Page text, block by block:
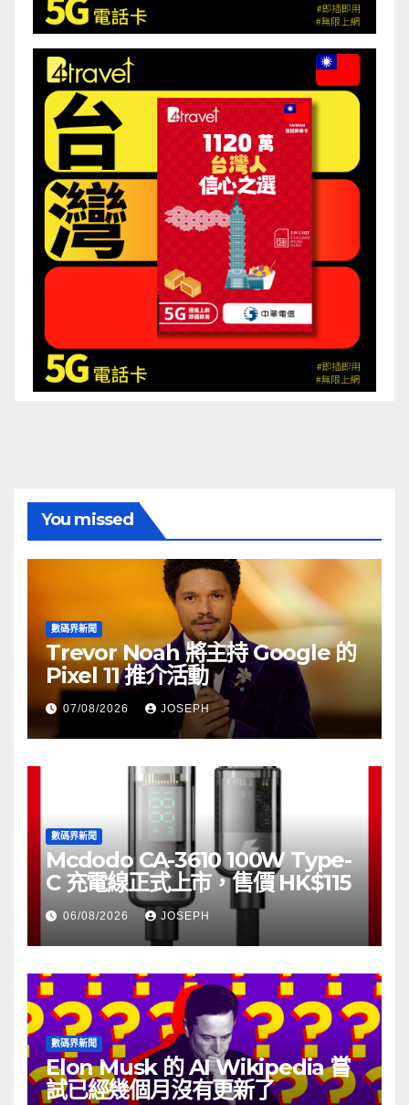
You missed
數碼界新聞
Trevor Noah 將主持 Google 的
Pixel 11 推介活動
07/08/2026 JOSEPH
數碼界新聞
Mcdodo CA-3610 100W Type-
C 充電線正式上市，售價 HK$115
06/08/2026 JOSEPH
數碼界新聞
Elon Musk 的 AI Wikipedia 嘗
試已經幾個月沒有更新了